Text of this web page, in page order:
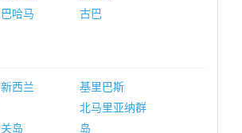
巴哈马 古巴
新西兰
基里巴斯
关岛
北马里亚纳群
岛